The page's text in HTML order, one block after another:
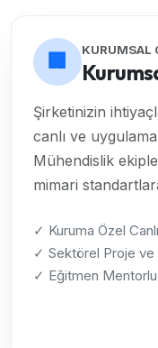
🏢 KURUMSAL
Şirketinizin
canlı ve
Mühendislik
mimari
✓ Kuruma Özel
✓ Sektörel Proje ve
✓ Eğitmen